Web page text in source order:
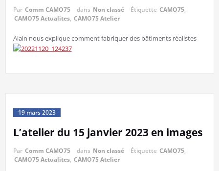
Par Comm CAMO75 dans Non classé Étiquette CAMO75,
CAMO75 Actualites, CAMO75 Atelier
Alain nous explique comment fabriquer des bâtiments réalistes
19 mars 2023
L’atelier du 15 janvier 2023 en images
Par Comm CAMO75 dans Non classé Étiquette CAMO75,
CAMO75 Actualites, CAMO75 Atelier